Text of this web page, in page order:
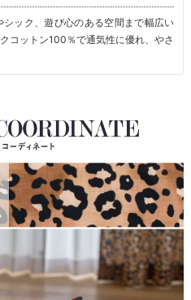
ック、遊び心のある空間まで幅広い
コットン100％で通気性に優れ、やさ